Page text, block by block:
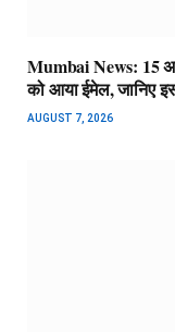
Mumbai News: 15
को आया ईमेल, जानिए
AUGUST 7, 2026